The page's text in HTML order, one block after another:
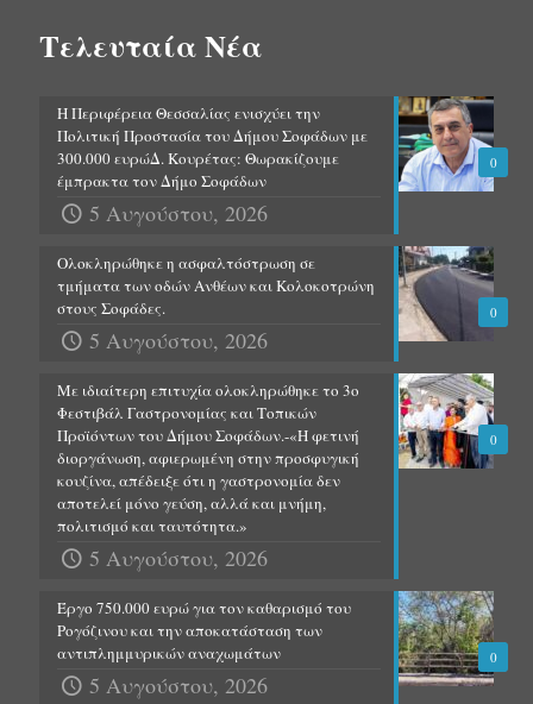
Τελευταία Νέα
0
Η Περιφέρεια Θεσσαλίας ενισχύει την
Πολιτική Προστασία του Δήμου Σοφάδων με
300.000 ευρώΔ. Κουρέτας: Θωρακίζουμε
έμπρακτα τον Δήμο Σοφάδων
5 Αυγούστου, 2026
0
Ολοκληρώθηκε η ασφαλτόστρωση σε
τμήματα των οδών Ανθέων και Κολοκοτρώνη
στους Σοφάδες.
5 Αυγούστου, 2026
0
Με ιδιαίτερη επιτυχία ολοκληρώθηκε το 3ο
Φεστιβάλ Γαστρονομίας και Τοπικών
Προϊόντων του Δήμου Σοφάδων.-«Η φετινή
διοργάνωση, αφιερωμένη στην προσφυγική
κουζίνα, απέδειξε ότι η γαστρονομία δεν
αποτελεί μόνο γεύση, αλλά και μνήμη,
πολιτισμό και ταυτότητα.»
5 Αυγούστου, 2026
0
Έργο 750.000 ευρώ για τον καθαρισμό του
Ρογόζινου και την αποκατάσταση των
αντιπλημμυρικών αναχωμάτων
5 Αυγούστου, 2026